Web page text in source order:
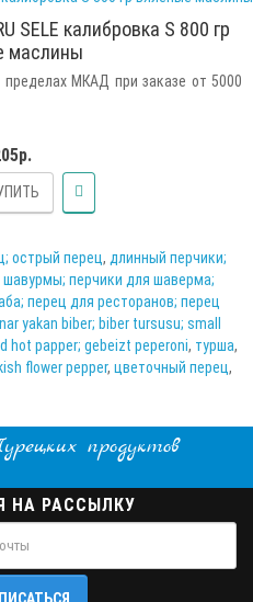
SELE калибровка S 800 гр
маслины
МКАД при заказе от 5000
острый перец, длинный перчики;
перчики для шаверма;
перец для ресторанов; перец
yakan biber; biber tursusu; small
hot papper; gebeizt peperoni, турша,
flower pepper, цветочный перец,
продуктов
НА РАССЫЛКУ